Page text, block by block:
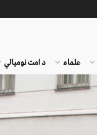
علماء د امت نومیالي